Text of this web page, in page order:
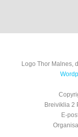
Logo Thor Malnes,
Breiviklia 2
E-